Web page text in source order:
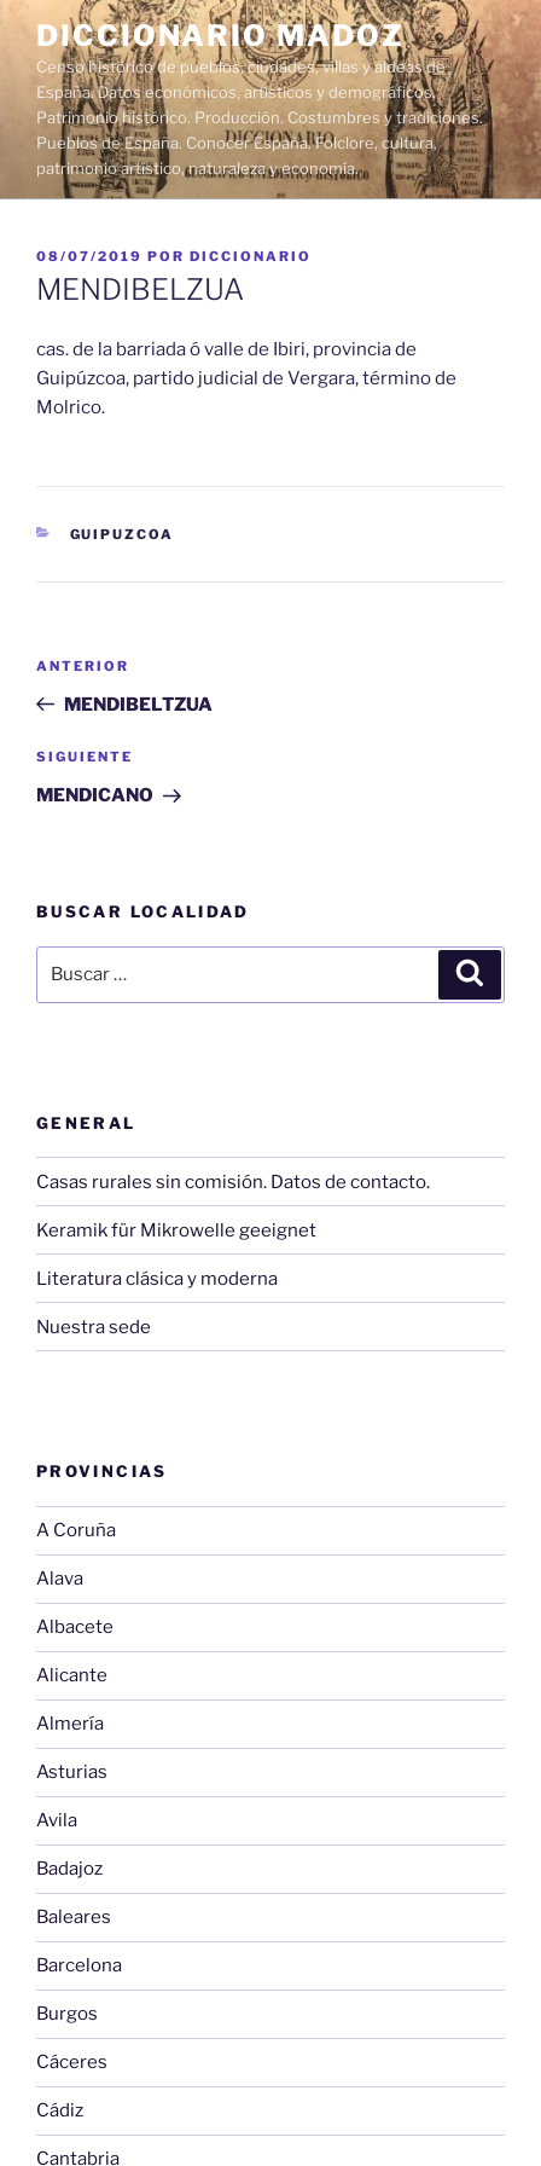
contenido
DICCIONARIO MADOZ
Censo histórico de pueblos, ciudades, villas y aldeas de
España. Datos económicos, artísticos y demográficos.
Patrimonio histórico. Producción. Costumbres y tradiciones.
Pueblos de España. Conocer España. Folclore, cultura,
patrimonio artístico, naturaleza y economía.
PUBLICADO
EL
08/07/2019 POR DICCIONARIO
MENDIBELZUA
cas. de la barriada ó valle de Ibiri, provincia de
Guipúzcoa, partido judicial de Vergara, término de
Molrico.
CATEGORÍAS
GUIPUZCOA
entradas
Entrada
anterior:
ANTERIOR
MENDIBELTZUA
Siguiente
entrada
SIGUIENTE
MENDICANO
BUSCAR LOCALIDAD
por:
GENERAL
Casas rurales sin comisión. Datos de contacto.
Keramik für Mikrowelle geeignet
Literatura clásica y moderna
Nuestra sede
PROVINCIAS
A Coruña
Alava
Albacete
Alicante
Almería
Asturias
Avila
Badajoz
Baleares
Barcelona
Burgos
Cáceres
Cádiz
Cantabria